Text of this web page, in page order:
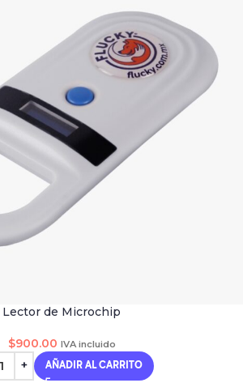
Lector de Microchip
$900.00 IVA incluido
AÑADIR AL CARRITO